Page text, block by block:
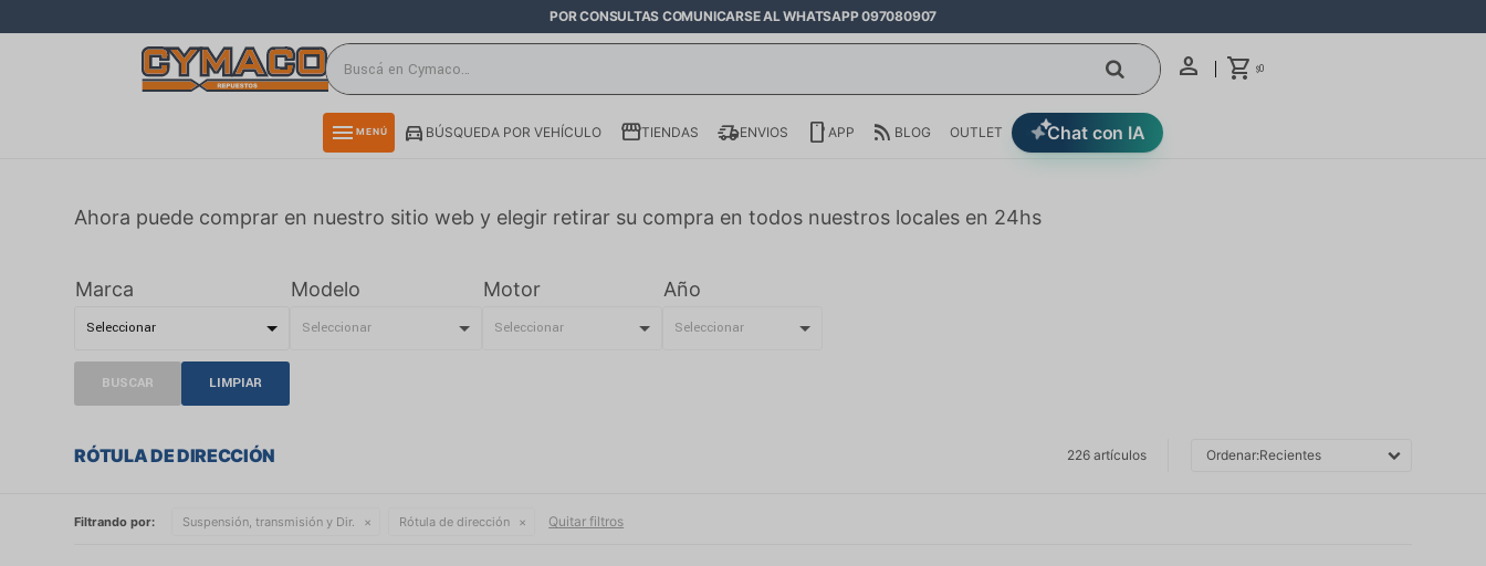
POR CONSULTAS COMUNICARSE AL WHATSAPP 097080907
$0
menu MENÚ Chat con IA
BÚSQUEDA POR VEHÍCULO TIENDAS ENVIOS APP BLOG OUTLET
Ahora puede comprar en nuestro sitio web y elegir retirar su compra en todos nuestros locales en 24hs
Marca Modelo Motor Año
BUSCAR LIMPIAR
RÓTULA DE DIRECCIÓN 226 artículos Recientes
Filtrando por: Suspensión, transmisión y Dir. Rótula de dirección Quitar filtros
close
directions_car
smartphone